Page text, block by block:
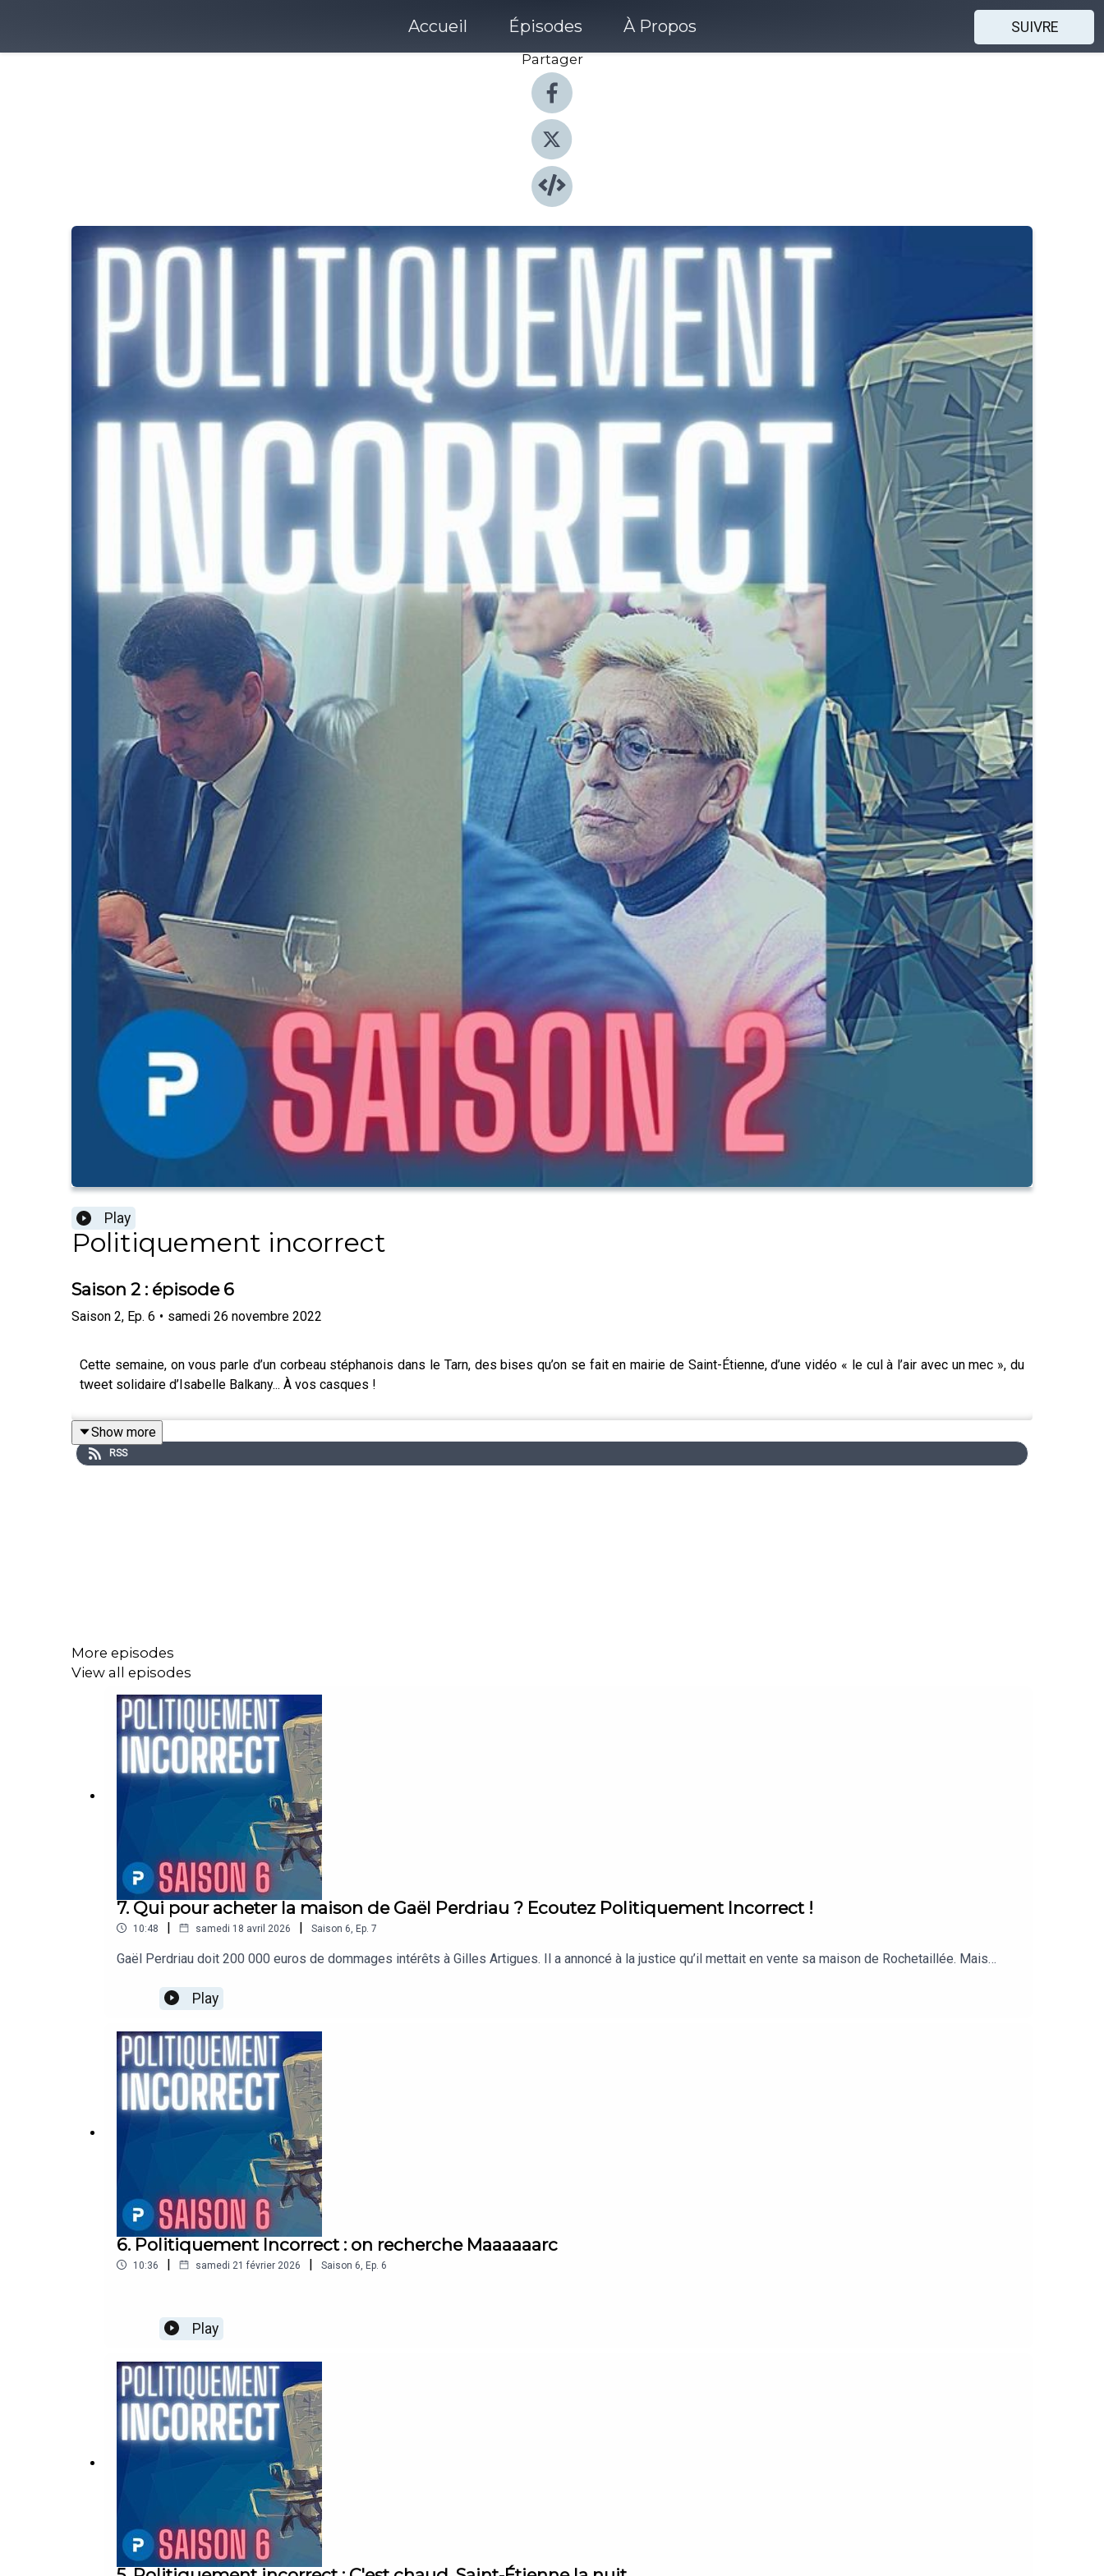
Accueil Épisodes À Propos
SUIVRE
Partager
Play
Politiquement incorrect
Saison 2 : épisode 6
Saison 2, Ep. 6 • samedi 26 novembre 2022
Cette semaine, on vous parle d’un corbeau stéphanois dans le Tarn, des bises qu’on se fait en mairie de Saint-Étienne, d’une vidéo « le cul à l’air avec un mec », du
tweet solidaire d’Isabelle Balkany... À vos casques !
Show more
RSS
More episodes
View all episodes
7. Qui pour acheter la maison de Gaël Perdriau ? Ecoutez Politiquement Incorrect !
10:48 | samedi 18 avril 2026 | Saison 6 Ep. 7
Gaël Perdriau doit 200 000 euros de dommages intérêts à Gilles Artigues. Il a annoncé à la justice qu’il mettait en vente sa maison de Rochetaillée. Mais…
Play
6. Politiquement Incorrect : on recherche Maaaaaarc
10:36 | samedi 21 février 2026 | Saison 6 Ep. 6
Play